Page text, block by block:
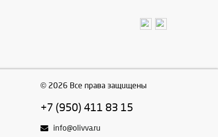
© 2026 Все права защищены
+7 (950) 411 83 15
info@olivva.ru